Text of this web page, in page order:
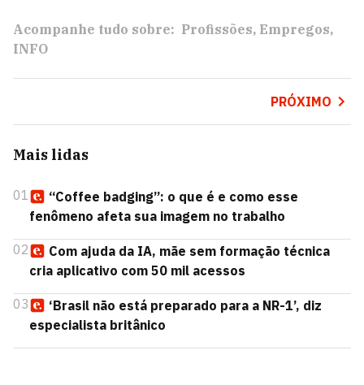
Acompanhe tudo sobre: Profissões Empregos
INFO
PRÓXIMO
Mais lidas
01
“Coffee badging”: o que é e como esse
fenômeno afeta sua imagem no trabalho
02
Com ajuda da IA, mãe sem formação técnica
cria aplicativo com 50 mil acessos
03
‘Brasil não está preparado para a NR-1’, diz
especialista britânico